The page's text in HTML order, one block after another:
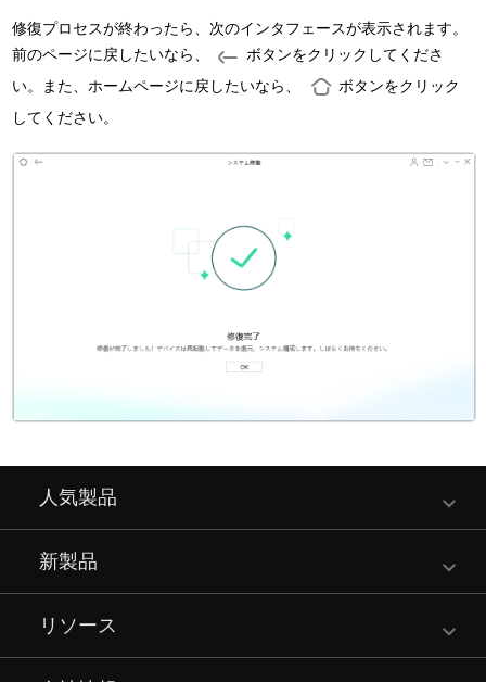
修復プロセスが終わったら、次のインタフェースが表示されます。
前のページに戻したいなら、
ボタンをクリックしてくださ
い。また、ホームページに戻したいなら、
ボタンをクリック
してください。
人気製品
新製品
リソース